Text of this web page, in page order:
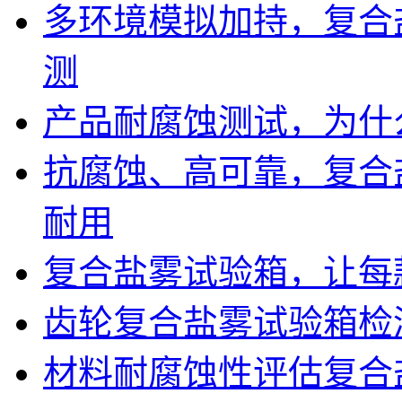
多环境模拟加持，复
测
产品耐腐蚀测试，为
抗腐蚀、高可靠，复
耐用
复合盐雾试验箱，让
齿轮复合盐雾试验箱
材料耐腐蚀性评估复